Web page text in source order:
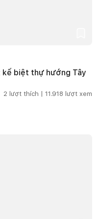
biệt thự hướng Tây
2 lượt thích | 11.918 lượt xem